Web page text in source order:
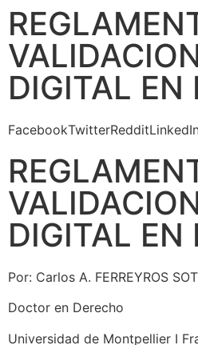
DIGITAL EN
FacebookTwitterReddit
DIGITAL EN
Por: Carlos A. FERREYROS
Doctor en Derecho
Universidad de Montpellier I